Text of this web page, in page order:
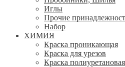
Иглы
Прочие
Набор
ХИМИЯ
Краска проникающая
Краска для урезов
Краска полиуретановая